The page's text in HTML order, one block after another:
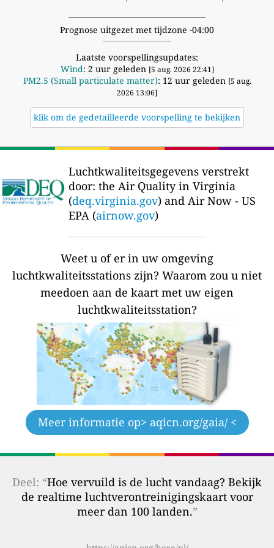
Prognose uitgezet met tijdzone -04:00
Laatste voorspellingsupdates:
Wind: 2 uur geleden [5 aug. 2026 22:41]
PM2.5 (Small particulate matter): 12 uur geleden [5 aug.
2026 13:06]
klik om de gedetailleerde voorspelling te bekijken
Luchtkwaliteitsgegevens verstrekt
door: the Air Quality in Virginia
(deq.virginia.gov) and Air Now - US
EPA (airnow.gov)
Weet u of er in uw omgeving
luchtkwaliteitsstations zijn? Waarom zou u niet
meedoen aan de kaart met uw eigen
luchtkwaliteitsstation?
Meer informatie op> aqicn.org/gaia/ <
Deel: “Hoe vervuild is de lucht vandaag? Bekijk
de realtime luchtverontreinigingskaart voor
meer dan 100 landen.”